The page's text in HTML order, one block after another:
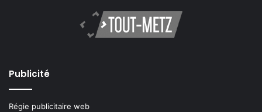
Publicité
Régie publicitaire web